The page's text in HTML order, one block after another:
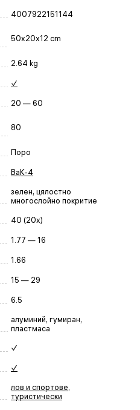
4007922151144
50x20x12 cm
2.64 kg
✓
20 — 60
80
Поро
BaK-4
зелен, цялостно
многослойно покритие
40 (20x)
1.77 — 16
1.66
15 — 29
6.5
алуминий, гумиран,
пластмаса
✓
✓
лов и спортове,
туристически